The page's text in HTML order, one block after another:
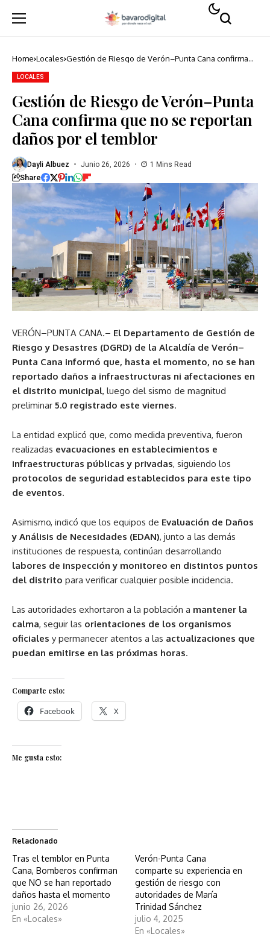
Home Locales Gestión de Riesgo de Verón–Punta Cana confirma
LOCALES
Gestión de Riesgo de Verón–Punta
Cana confirma que no se reportan
daños por el temblor
Dayli Albuez Junio 26, 2026 1 Mins Read
Share
VERÓN–PUNTA CANA.– El Departamento de Gestión de
Riesgo y Desastres (DGRD) de la Alcaldía de Verón–
Punta Cana informó que, hasta el momento, no se han
reportado daños a infraestructuras ni afectaciones en
el distrito municipal, luego del sismo de magnitud
preliminar 5.0 registrado este viernes.
La entidad explicó que, como medida preventiva, fueron
realizadas evacuaciones en establecimientos e
infraestructuras públicas y privadas, siguiendo los
protocolos de seguridad establecidos para este tipo
de eventos.
Asimismo, indicó que los equipos de Evaluación de Daños
y Análisis de Necesidades (EDAN), junto a las demás
instituciones de respuesta, continúan desarrollando
labores de inspección y monitoreo en distintos puntos
del distrito para verificar cualquier posible incidencia.
Las autoridades exhortaron a la población a mantener la
calma, seguir las orientaciones de los organismos
oficiales y permanecer atentos a las actualizaciones que
puedan emitirse en las próximas horas.
Comparte esto:
Facebook X
Me gusta esto:
Relacionado
Tras el temblor en Punta
Cana, Bomberos confirman
que NO se han reportado
daños hasta el momento
junio 26, 2026
En «Locales»
Verón-Punta Cana
comparte su experiencia en
gestión de riesgo con
autoridades de María
Trinidad Sánchez
julio 4, 2025
En «Locales»